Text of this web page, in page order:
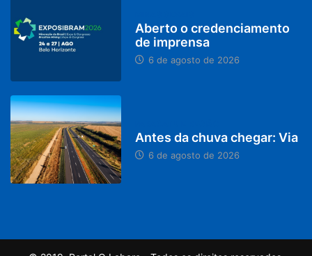
Aberto o credenciamento
de imprensa
6 de agosto de 2026
Antes da chuva chegar: Via
6 de agosto de 2026